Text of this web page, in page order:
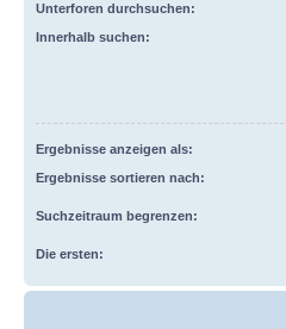
Unterforen durchsuchen:
Innerhalb suchen:
Ergebnisse anzeigen als:
Ergebnisse sortieren nach:
Suchzeitraum begrenzen:
Die ersten: